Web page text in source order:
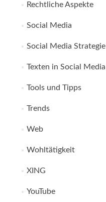
Rechtliche Aspekte
Social Media
Social Media Strategie
Texten in Social Media
Tools und Tipps
Trends
Web
Wohltätigkeit
XING
YouTube